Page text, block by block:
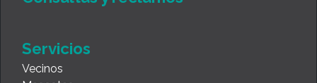
Servicios
Vecinos